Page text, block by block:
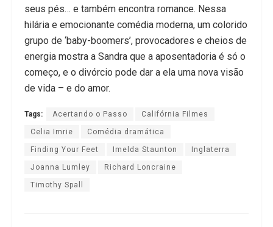
seus pés… e também encontra romance. Nessa
hilária e emocionante comédia moderna, um colorido
grupo de ‘baby-boomers’, provocadores e cheios de
energia mostra a Sandra que a aposentadoria é só o
começo, e o divórcio pode dar a ela uma nova visão
de vida – e do amor.
Tags: Acertando o Passo Califórnia Filmes
Celia Imrie Comédia dramática
Finding Your Feet Imelda Staunton Inglaterra
Joanna Lumley Richard Loncraine
Timothy Spall